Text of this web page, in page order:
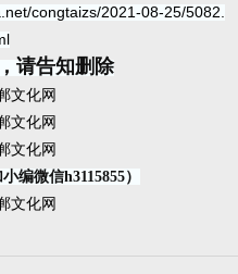
congtaizs/2021-08-25/5082.
请告知删除
编微信h3115855）